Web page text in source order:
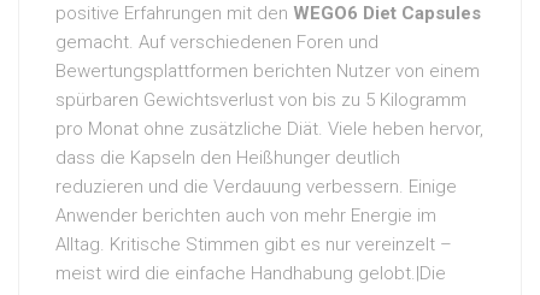
positive Erfahrungen mit den WEGO6 Diet Capsules
gemacht. Auf verschiedenen Foren und
Bewertungsplattformen berichten Nutzer von einem
spürbaren Gewichtsverlust von bis zu 5 Kilogramm
pro Monat ohne zusätzliche Diät. Viele heben hervor,
dass die Kapseln den Heißhunger deutlich
reduzieren und die Verdauung verbessern. Einige
Anwender berichten auch von mehr Energie im
Alltag. Kritische Stimmen gibt es nur vereinzelt –
meist wird die einfache Handhabung gelobt.|Die